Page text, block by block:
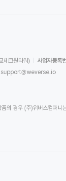
테크원타워) 사업자등록
support@weverse.io
경우 (주)위버스컴퍼니